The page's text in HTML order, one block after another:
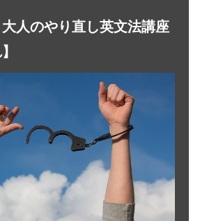
人のやり直し英文法講座